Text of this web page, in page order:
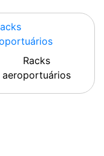
Racks
aeroportuários